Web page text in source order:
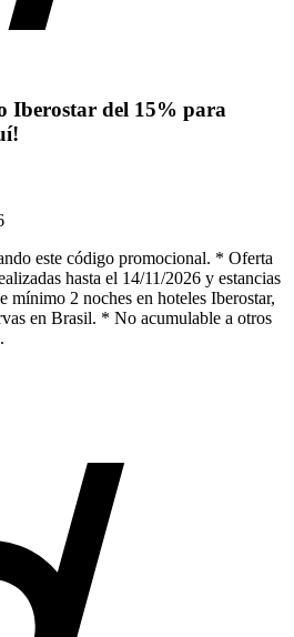
Iberostar del 15% para
este código promocional. * Oferta
hasta el 14/11/2026 y estancias
mínimo 2 noches en hoteles Iberostar,
en Brasil. * No acumulable a otros